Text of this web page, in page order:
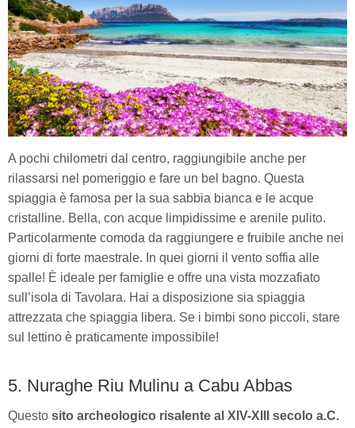
A pochi chilometri dal centro, raggiungibile anche per
rilassarsi nel pomeriggio e fare un bel bagno. Questa
spiaggia è famosa per la sua sabbia bianca e le acque
cristalline. Bella, con acque limpidissime e arenile pulito.
Particolarmente comoda da raggiungere e fruibile anche nei
giorni di forte maestrale. In quei giorni il vento soffia alle
spalle! È ideale per famiglie e offre una vista mozzafiato
sull’isola di Tavolara. Hai a disposizione sia spiaggia
attrezzata che spiaggia libera. Se i bimbi sono piccoli, stare
sul lettino è praticamente impossibile!
5. Nuraghe Riu Mulinu a Cabu Abbas
Questo sito archeologico risalente al XIV-XIII secolo a.C.